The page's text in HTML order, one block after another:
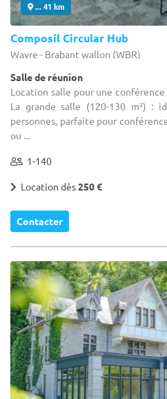
... 41 km
Composil Circular Hub
Wavre - Brabant wallon (WBR)
Salle de réunion
Location salle pour une
La grande salle (120-130 m²) :
personnes, parfaite pour
ou ...
1-140
Location dès250 €
Contacter